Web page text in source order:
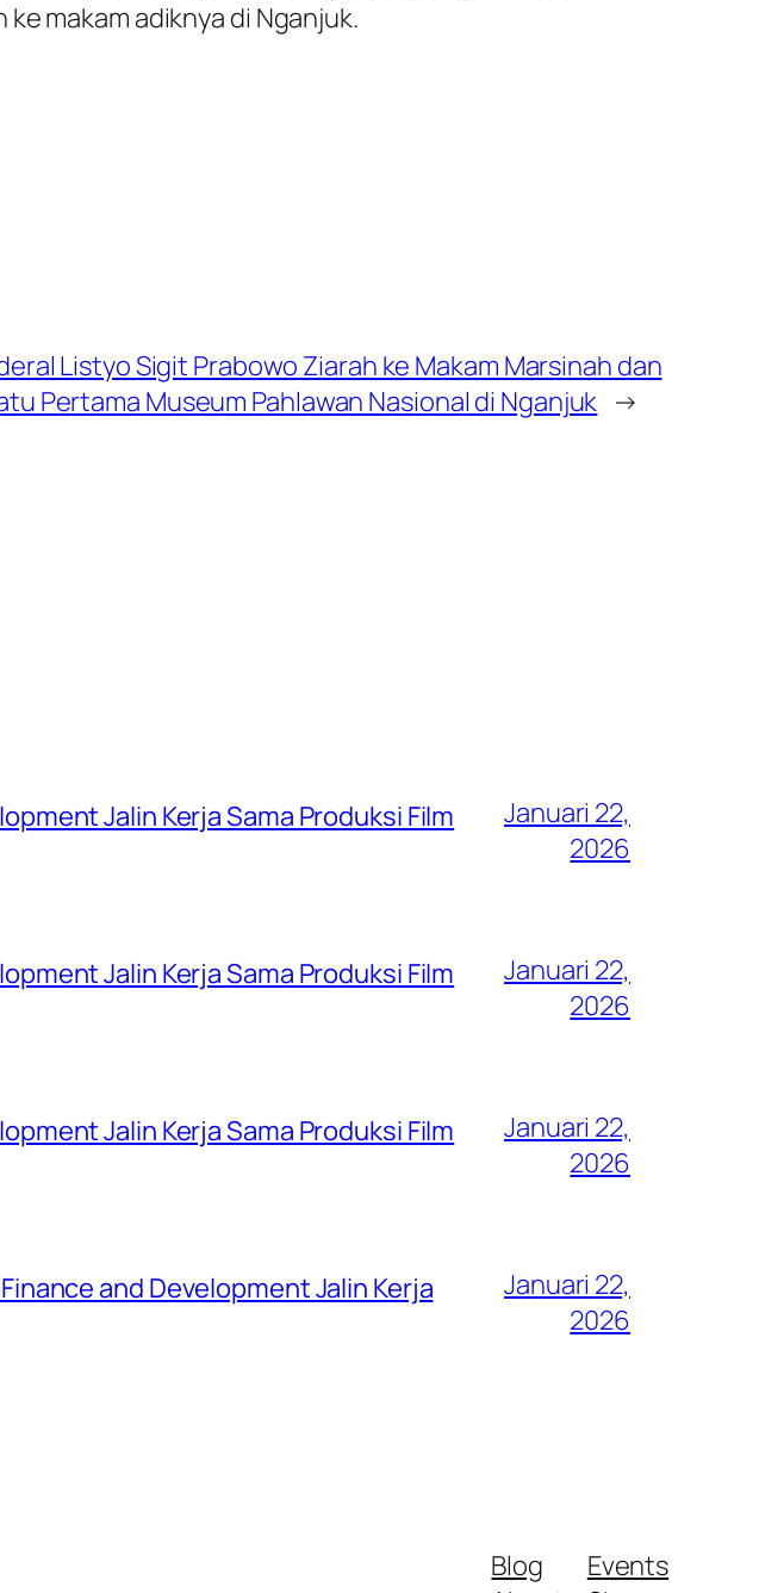
makam adiknya di Nganjuk.
Listyo Sigit Prabowo Ziarah ke Makam Marsinah dan
Pertama Museum Pahlawan Nasional di Nganjuk →
Jalin Kerja Sama Produksi Film
Januari 22,
2026
Jalin Kerja Sama Produksi Film
Januari 22,
2026
Jalin Kerja Sama Produksi Film
Januari 22,
2026
and Development Jalin Kerja
Januari 22,
2026
Blog
Events